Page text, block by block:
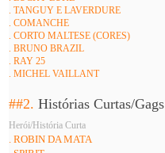
. TANGUY E LAVERDURE
. COMANCHE
. CORTO MALTESE (CORES)
. BRUNO BRAZIL
. RAY 25
. MICHEL VAILLANT
##2.Histórias Curtas/Gags
Herói/História Curta
. ROBIN DA MATA